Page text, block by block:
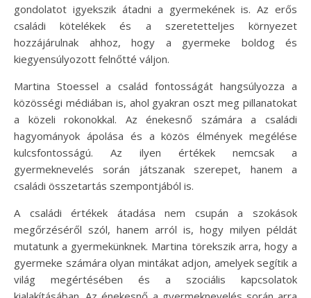
gondolatot igyekszik átadni a gyermekének is. Az erős
családi kötelékek és a szeretetteljes környezet
hozzájárulnak ahhoz, hogy a gyermeke boldog és
kiegyensúlyozott felnőtté váljon.
Martina Stoessel a család fontosságát hangsúlyozza a
közösségi médiában is, ahol gyakran oszt meg pillanatokat
a közeli rokonokkal. Az énekesnő számára a családi
hagyományok ápolása és a közös élmények megélése
kulcsfontosságú. Az ilyen értékek nemcsak a
gyermeknevelés során játszanak szerepet, hanem a
családi összetartás szempontjából is.
A családi értékek átadása nem csupán a szokások
megőrzéséről szól, hanem arról is, hogy milyen példát
mutatunk a gyermekünknek. Martina törekszik arra, hogy a
gyermeke számára olyan mintákat adjon, amelyek segítik a
világ megértésében és a szociális kapcsolatok